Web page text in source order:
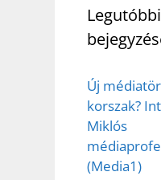
Legutóbbi
Új
korszak?
Miklós
(Media1)